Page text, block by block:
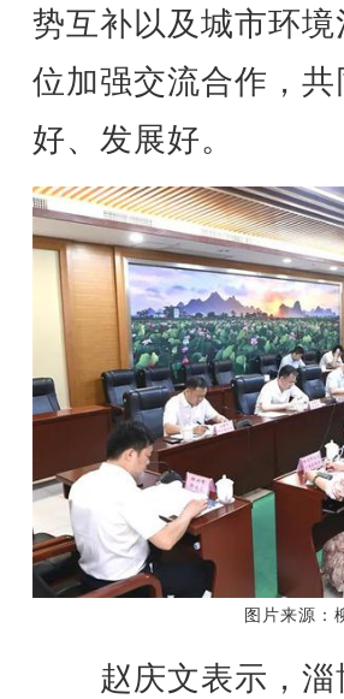
势互补以及城市环
位加强交流合作，
好、发展好。
图片来源：
赵庆文表示，淄